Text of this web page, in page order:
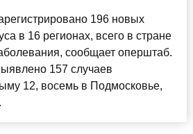
196 новых
в 16 регионах, всего в стране
сообщает оперштаб.
157 случаев
12, восемь в Подмосковье,